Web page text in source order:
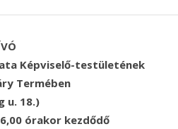
Képviselő-testületének
Termében
u. 18.)
órakor kezdődő